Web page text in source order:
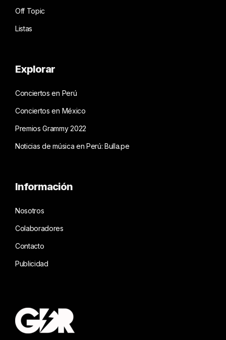
Off Topic
Listas
Explorar
Conciertos en Perú
Conciertos en México
Premios Grammy 2022
Noticias de música en Perú: Bulla.pe
Información
Nosotros
Colaboradores
Contacto
Publicidad